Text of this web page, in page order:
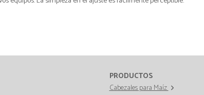
PRODUCTOS
Cabezales para Maíz